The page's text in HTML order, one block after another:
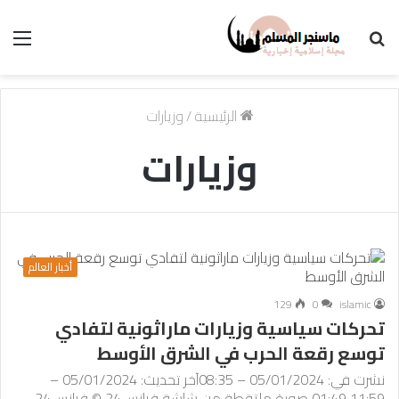
الرئيسية/وزيارات
وزيارات
أخبار العالم
islamic
0
129
تحركات سياسية وزيارات ماراثونية لتفادي
توسع رقعة الحرب في الشرق الأوسط
نشرت في: 05/01/2024 – 08:35آخر تحديث: 05/01/2024 –